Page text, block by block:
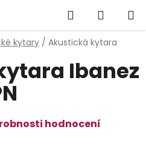
Hledat
KOŠÍK
kytary / Akustická kytara
Ibanez
hodnocení